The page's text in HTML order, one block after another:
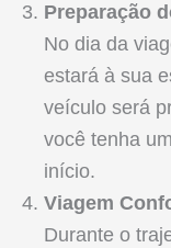
Preparação
No dia da
estará à sua
veículo será
você tenha
início.
Viagem
Durante o